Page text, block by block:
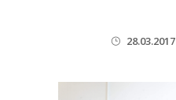
28.03.2017